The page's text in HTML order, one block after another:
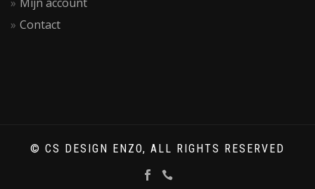
Contact
© CS DESIGN ENZO, ALL RIGHTS RESERVED